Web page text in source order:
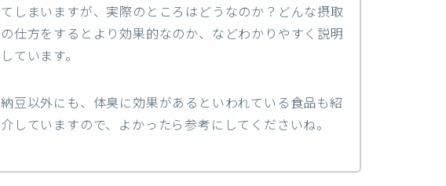
てしまいますが、実際のところはどうなのか？どんな摂取
の仕方をするとより効果的なのか、などわかりやすく説明
しています。
納豆以外にも、体臭に効果があるといわれている食品も紹
介していますので、よかったら参考にしてくださいね。